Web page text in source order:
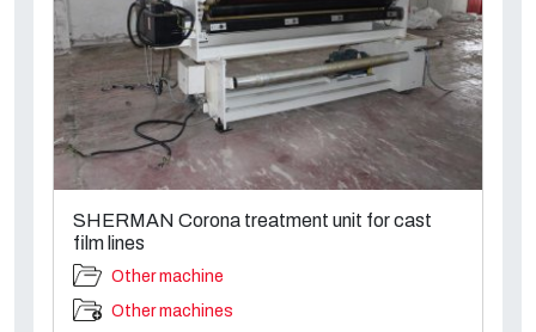
SHERMAN Corona treatment unit for cast
film lines
Other machine
Other machines